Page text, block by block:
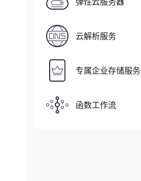
云解析服务
专属企业存储服务
函数工作流